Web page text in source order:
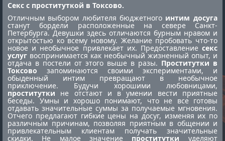
Секс с проституткой в Токсово.
Отличным выбором любителя бюджетного интим досуга
станут бордели расположенные на севере Санкт-
Петербурга. Девушки здесь отличаются бурным нравом и
открытостью ко всему новому. Желание пробовать что-то
новое и необычное привлекает их. Предоставление секс
услуг воспринимается как необычный жизненный опыт, и
отдача в постели от этого выше в разы. Проститутки в
Токсово запоминаются своими экспериментами, и
обыденный интим превращают в необычное
приключение. Будучи хорошими любовницами,
проститутки не отстают и в умении вести приятные
беседы. Умны и хорошо понимают, что не все готовы
отдавать значительные суммы за получаемые мгновения.
Отчего предлагают гибкие цены на досуг, изменяя их по
различным причинам, позволяя приятным в общении и
привлекательным клиентам получать значительные
скидки. Не малое значение проститутки уделяют